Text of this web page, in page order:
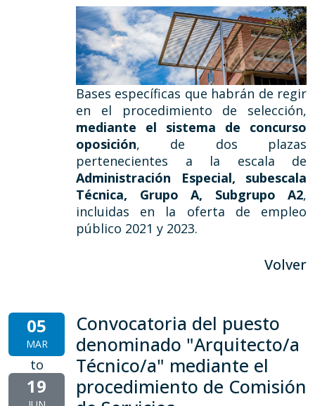
Bases específicas que habrán de regir
en el procedimiento de selección,
mediante el sistema de concurso
oposición, de dos plazas
pertenecientes a la escala de
Administración Especial, subescala
Técnica, Grupo A, Subgrupo A2,
incluidas en la oferta de empleo
público 2021 y 2023.
Volver
05
MAR
to
19
Convocatoria del puesto
denominado "Arquitecto/a
Técnico/a" mediante el
procedimiento de Comisión